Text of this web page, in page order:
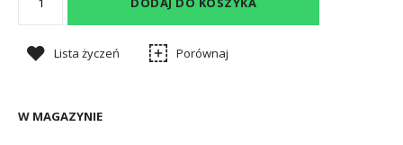
Lista życzeń Porównaj
W MAGAZYNIE